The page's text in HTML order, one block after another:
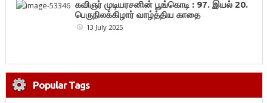
கவிஞர் முடியரசனின் பூங்கொடி : 97. இயல் 20.
பெருநிலக்கிழார் வாழ்த்திய காதை
13 July 2025
Popular Tags